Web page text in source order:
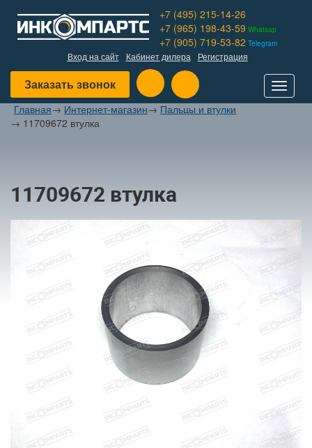
+7 (495) 215-14-26
+7 (965) 198-43-59 Whatsap
+7 (905) 719-53-82 Telegram
Вход на сайт Кабинет дилера Регистрация
Заказать звонок
Toggle
Главная→ Интернет-магазин→ Пальцы и втулки
→ 11709672 втулка
11709672 втулка